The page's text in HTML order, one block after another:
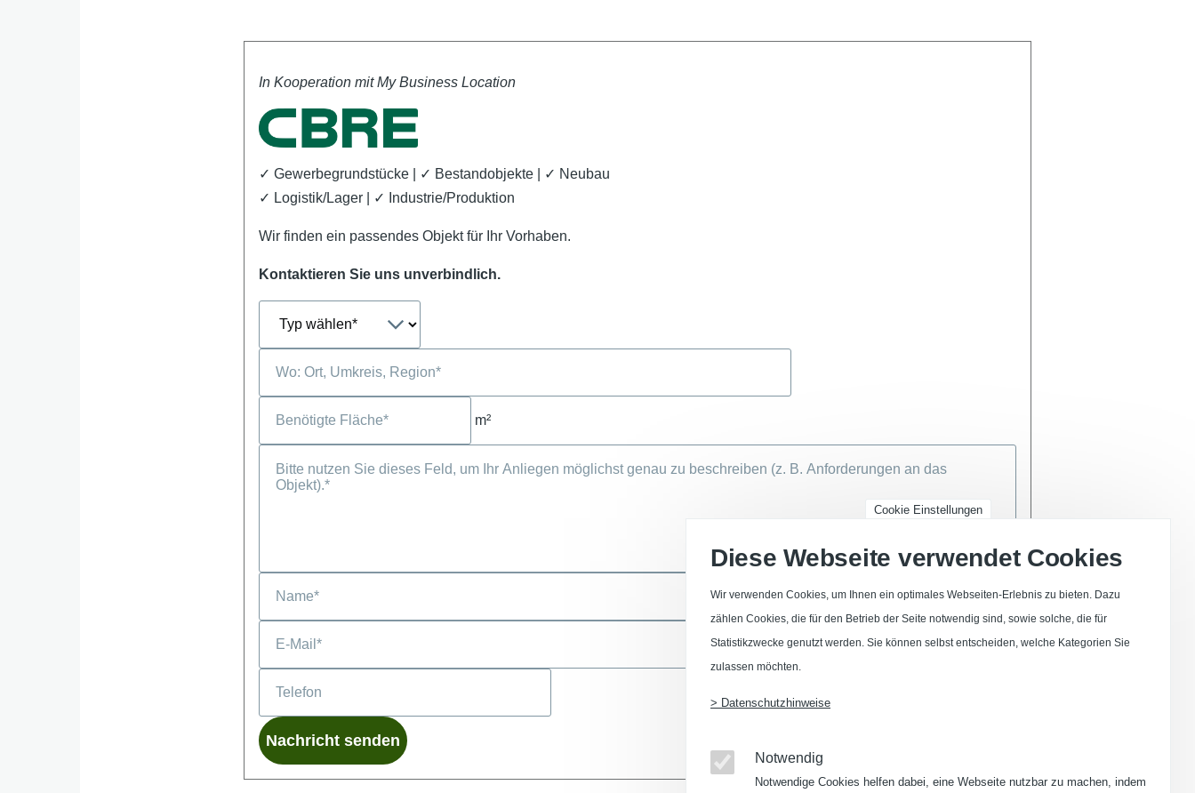
In Kooperation mit My Business Location
✓ Gewerbegrundstücke | ✓ Bestandobjekte | ✓ Neubau
✓ Logistik/Lager | ✓ Industrie/Produktion
Wir finden ein passendes Objekt für Ihr Vorhaben.
Kontaktieren Sie uns unverbindlich.
m²
Cookie Einstellungen
Diese Webseite verwendet Cookies
Wir verwenden Cookies, um Ihnen ein optimales Webseiten-Erlebnis zu bieten. Dazu
zählen Cookies, die für den Betrieb der Seite notwendig sind, sowie solche, die für
Statistikzwecke genutzt werden. Sie können selbst entscheiden, welche Kategorien Sie
zulassen möchten.
> Datenschutzhinweise
Notwendig
Notwendige Cookies helfen dabei, eine Webseite nutzbar zu machen, indem